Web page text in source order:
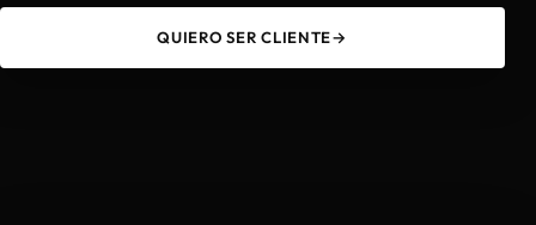
QUIERO SER CLIENTE→